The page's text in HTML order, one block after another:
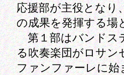
応援部が主役となり
の成果を発揮する場
第１部はバンドス
る吹奏楽団がロサ
ファンファーレに